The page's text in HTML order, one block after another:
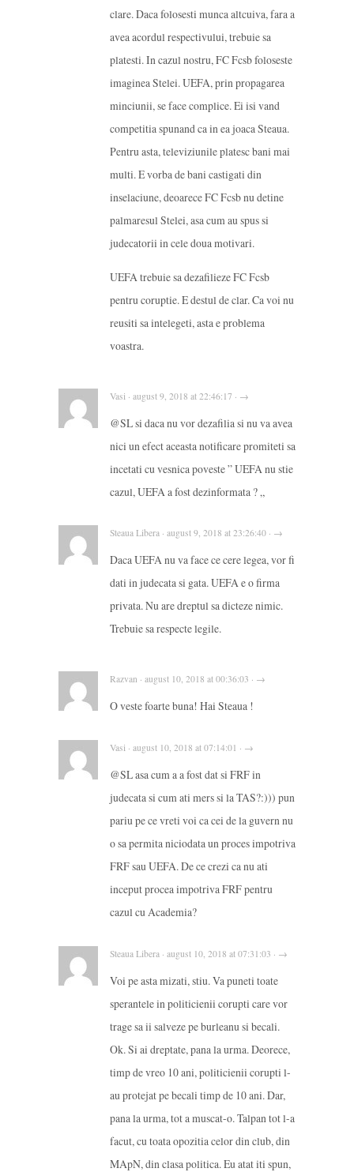
clare. Daca folosesti munca altcuiva, fara a
avea acordul respectivului, trebuie sa
platesti. In cazul nostru, FC Fcsb foloseste
imaginea Stelei. UEFA, prin propagarea
minciunii, se face complice. Ei isi vand
competitia spunand ca in ea joaca Steaua.
Pentru asta, televiziunile platesc bani mai
multi. E vorba de bani castigati din
inselaciune, deoarece FC Fcsb nu detine
palmaresul Stelei, asa cum au spus si
judecatorii in cele doua motivari.
UEFA trebuie sa dezafilieze FC Fcsb
pentru coruptie. E destul de clar. Ca voi nu
reusiti sa intelegeti, asta e problema
voastra.
Vasi · august 9, 2018 at 22:46:17 · →
@SL si daca nu vor dezafilia si nu va avea
nici un efect aceasta notificare promiteti sa
incetati cu vesnica poveste ” UEFA nu stie
cazul, UEFA a fost dezinformata ? „
Steaua Libera · august 9, 2018 at 23:26:40 · →
Daca UEFA nu va face ce cere legea, vor fi
dati in judecata si gata. UEFA e o firma
privata. Nu are dreptul sa dicteze nimic.
Trebuie sa respecte legile.
Razvan · august 10, 2018 at 00:36:03 · →
O veste foarte buna! Hai Steaua !
Vasi · august 10, 2018 at 07:14:01 · →
@SL asa cum a a fost dat si FRF in
judecata si cum ati mers si la TAS?:))) pun
pariu pe ce vreti voi ca cei de la guvern nu
o sa permita niciodata un proces impotriva
FRF sau UEFA. De ce crezi ca nu ati
inceput procea impotriva FRF pentru
cazul cu Academia?
Steaua Libera · august 10, 2018 at 07:31:03 · →
Voi pe asta mizati, stiu. Va puneti toate
sperantele in politicienii corupti care vor
trage sa ii salveze pe burleanu si becali.
Ok. Si ai dreptate, pana la urma. Deorece,
timp de vreo 10 ani, politicienii corupti l-
au protejat pe becali timp de 10 ani. Dar,
pana la urma, tot a muscat-o. Talpan tot l-a
facut, cu toata opozitia celor din club, din
MApN, din clasa politica. Eu atat iti spun,